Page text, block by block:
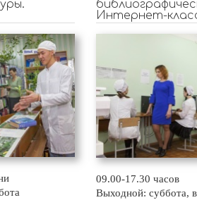
Интернет-
09.00-17.30 часов
Выходной: суббота,